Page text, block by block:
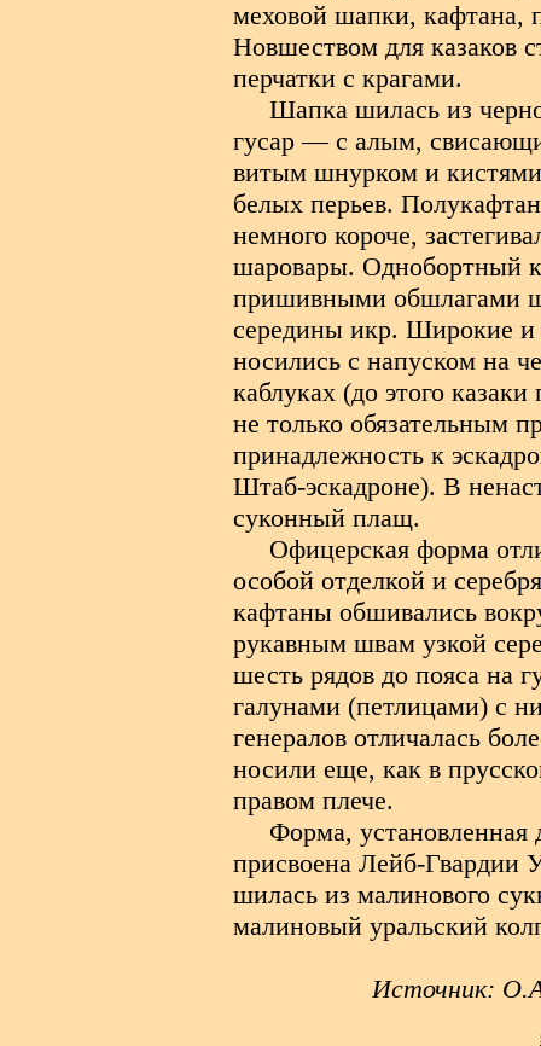
меховой шапки, кафтана,
Новшеством для казаков
перчатки с крагами.
Шапка шилась из
гусар — с алым,
витым шнурком и кистями
белых перьев.
немного короче,
шаровары. Однобортный
пришивными обшлагами
середины икр. Широкие и
носились с напуском на
каблуках (до этого
не только обязательным
принадлежность к
Штаб-эскадроне). В
суконный плащ.
Офицерская форма
особой отделкой и
кафтаны обшивались
рукавным швам узкой
шесть рядов до пояса на
галунами (петлицами) с
генералов отличалась
носили еще, как в
правом плече.
Форма, установленная
присвоена Лейб-Гвардии
шилась из малинового
малиновый уральский
Источник: